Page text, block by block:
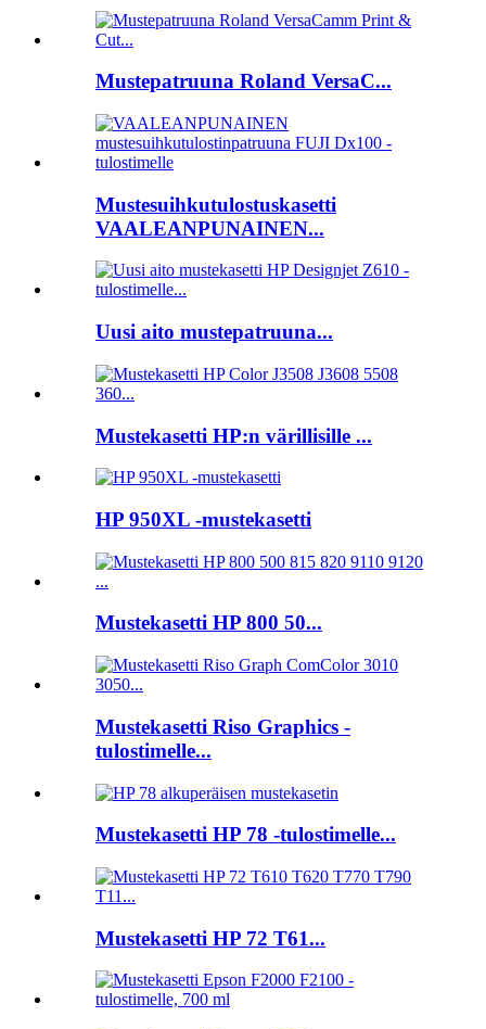
Mustepatruuna Roland VersaC...
Mustesuihkutulostuskasetti
VAALEANPUNAINEN...
Uusi aito mustepatruuna...
Mustekasetti HP:n värillisille ...
HP 950XL -mustekasetti
Mustekasetti HP 800 50...
Mustekasetti Riso Graphics -
tulostimelle...
Mustekasetti HP 78 -tulostimelle...
Mustekasetti HP 72 T61...